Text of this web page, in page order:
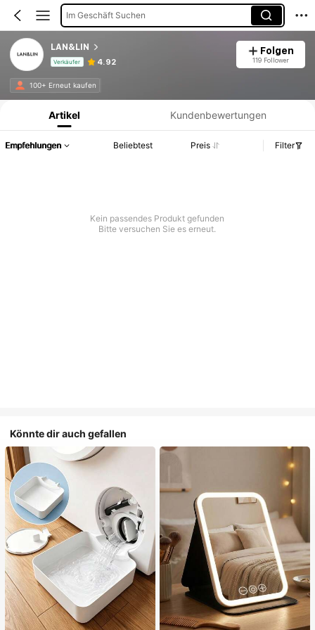
Im Geschäft Suchen
LAN&LIN
Verkäufer 4.92
Folgen
119 Follower
100+ Erneut kaufen
Produktinformation: Preisangabe, Verkaufs- und Lagerbestandsdetails.
Artikel Kundenbewertungen
Empfehlungen Beliebtest Preis Filter
Kein passendes Produkt gefunden
Bitte versuchen Sie es erneut.
Könnte dir auch gefallen